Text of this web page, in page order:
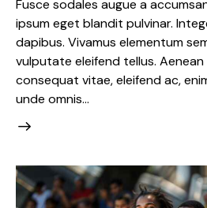
Fusce sodales augue a
ipsum eget blandit pulvinar.
dapibus. Vivamus elementum
vulputate eleifend tellus.
consequat vitae, eleifend ac,
unde omnis…